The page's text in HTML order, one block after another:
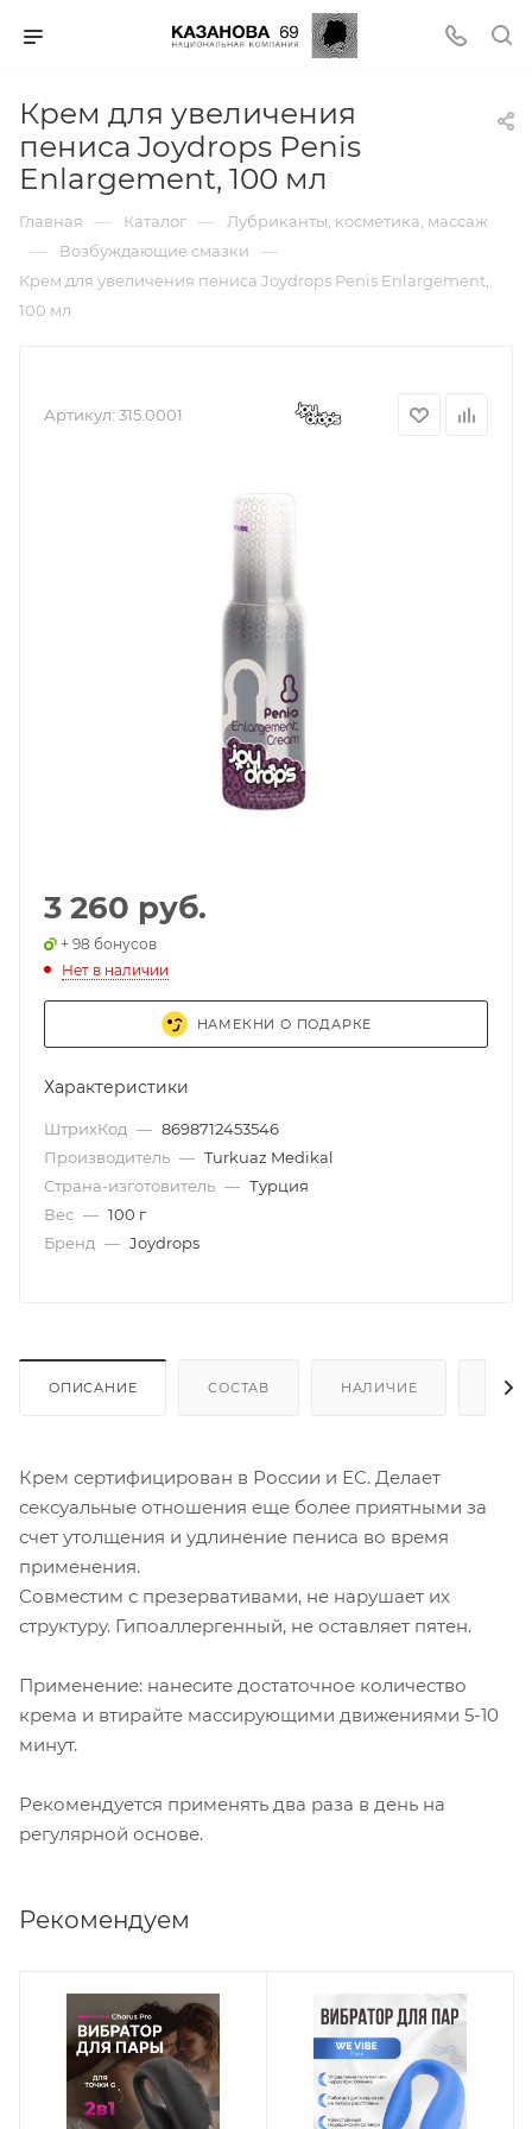
Крем для увеличения
пениса Joydrops Penis
Enlargement, 100 мл
Главная — Каталог — Лубриканты, косметика, массаж
— Возбуждающие смазки —
Крем для увеличения пениса Joydrops Penis Enlargement,
100 мл
Артикул: 315.0001
3 260 руб.
+ 98 бонусов
Нет в наличии
НАМЕКНИ О ПОДАРКЕ
Характеристики
ШтрихКод — 8698712453546
Производитель — Turkuaz Medikal
Страна-изготовитель — Турция
Вес — 100 г
Бренд — Joydrops
ОПИСАНИЕ СОСТАВ НАЛИЧИЕ КАК
Крем сертифицирован в России и ЕС. Делает
сексуальные отношения еще более приятными за
счет утолщения и удлинение пениса во время
применения.
Совместим с презервативами, не нарушает их
структуру. Гипоаллергенный, не оставляет пятен.
Применение: нанесите достаточное количество
крема и втирайте массирующими движениями 5-10
минут.
Рекомендуется применять два раза в день на
регулярной основе.
Рекомендуем